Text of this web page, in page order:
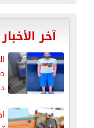
آخر الأخبار